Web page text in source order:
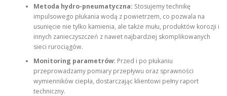
Metoda hydro-pneumatyczna: Stosujemy technikę
impulsowego płukania wodą z powietrzem, co pozwala na
usunięcie nie tylko kamienia, ale także mułu, produktów korozji i
innych zanieczyszczeń z nawet najbardziej skomplikowanych
sieci rurociągów.
Monitoring parametrów: Przed i po płukaniu
przeprowadzamy pomiary przepływu oraz sprawności
wymienników ciepła, dostarczając klientowi pełny raport
techniczny.